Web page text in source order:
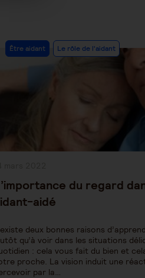
Post
Category:
Être aidant Le rôle de l'aidant
du regard
aidé
deux bonnes raisons
qu’à voir dans les situations
: cela vous fait du bien et
proche. La vision induit une
par la…